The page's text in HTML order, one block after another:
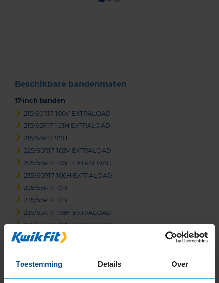
Toestemming Details Over
Beschikbare bandenmaten
17-inch banden
215/60R17 100V EXTRALOAD
215/65R17 103H EXTRALOAD
215/65R17 99H
225/60R17 103V EXTRALOAD
225/65R17 106H EXTRALOAD
235/60R17 106H EXTRALOAD
235/65R17 104H
235/65R17 104H
235/65R17 108H EXTRALOAD
235/65R17 108H EXTRALOAD
245/65R17 111H EXTRALOAD
265/65R17 112H
18-inch banden
235/55R18 104H EXTRALOAD